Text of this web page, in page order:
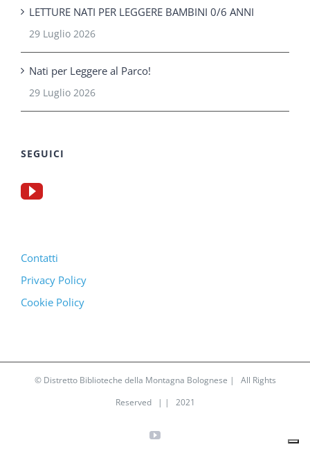
LETTURE NATI PER LEGGERE BAMBINI 0/6 ANNI
29 Luglio 2026
Nati per Leggere al Parco!
29 Luglio 2026
SEGUICI
Contatti
Privacy Policy
Cookie Policy
© Distretto Biblioteche della Montagna Bolognese | All Rights
Reserved | | 2021
YouTube